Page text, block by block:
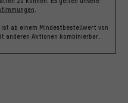
.
ab einem Mindestbestellwert von
anderen Aktionen kombinierbar.